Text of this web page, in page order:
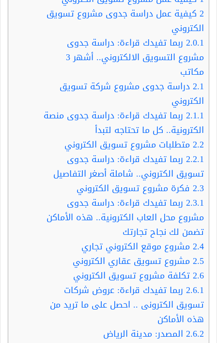
2 كيفية عمل دراسة جدوى مشروع تسويق
الكتروني
2.0.1 ربما تفيدك قراءة: دراسة جدوى
مشروع التسويق الالكتروني.. أشهر 3
مكاتب
2.1دراسة جدوى مشروع شركة تسويق
الكتروني
2.1.1 ربما تفيدك قراءة: دراسة جدوى منصة
الكترونية.. كل ما تحتاجه لتبدأ
2.2متطلبات مشروع تسويق الكتروني
2.2.1 ربما تفيدك قراءة: دراسة جدوى
تسويق الكتروني.. شاملة أصغر التفاصيل
2.3 فكرة مشروع تسويق الكتروني
2.3.1 ربما تفيدك قراءة: دراسة جدوى
مشروع محل العاب الكترونية.. هذه الأماكن
تضمن لك نجاح تجارتك
2.4مشروع موقع الكتروني تجاري
2.5مشروع تسويق عقاري الكتروني
2.6تكلفة مشروع تسويق الكتروني
2.6.1 ربما تفيدك قراءة: عروض شركات
تسويق الكترونى .. احصل على ما تريد من
هذه الأماكن
2.6.2 المصدر: مدينة الرياض